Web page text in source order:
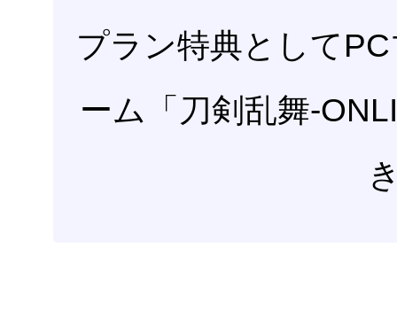
プラン特典として
ーム「刀剣乱舞-